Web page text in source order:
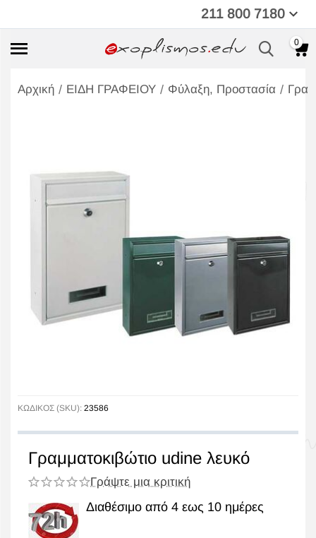
211 800 7180
0
Αρχική / ΕΙΔΗ ΓΡΑΦΕΙΟΥ / Φύλαξη, Προστασία /
ΚΩΔΙΚΟΣ (SKU): 23586
Γραμματοκιβώτιο udine λευκό
Γράψτε μια κριτική
Διαθέσιμο από 4 εως 10 ημέρες